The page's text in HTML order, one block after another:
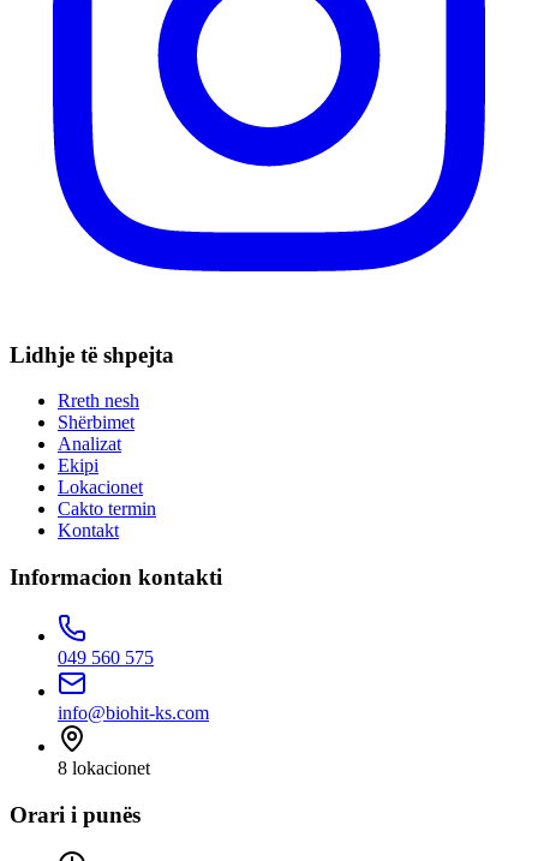
Lidhje të shpejta
Rreth nesh
Shërbimet
Analizat
Ekipi
Lokacionet
Cakto termin
Kontakt
Informacion kontakti
049 560 575
info@biohit-ks.com
8 lokacionet
Orari i punës